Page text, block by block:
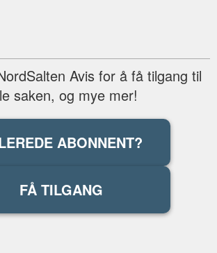
Avis for å få tilgang til
saken, og mye mer!
ABONNENT?
FÅ TILGANG